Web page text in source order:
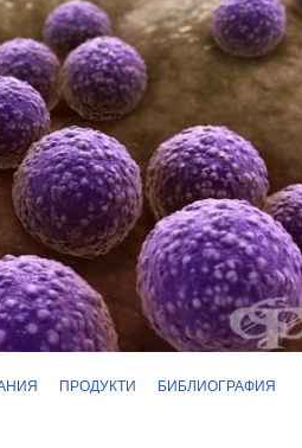
ПРОДУКТИ БИБЛИОГРАФИЯ